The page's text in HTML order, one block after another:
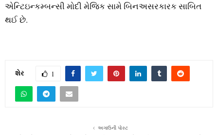
એન્ટિઇન્કમ્બન્સી મોદી મેજિક સામે બિનઅસરકારક સાબિત
થઈ છે.
શેર 1
અગાઉની પોસ્ટ